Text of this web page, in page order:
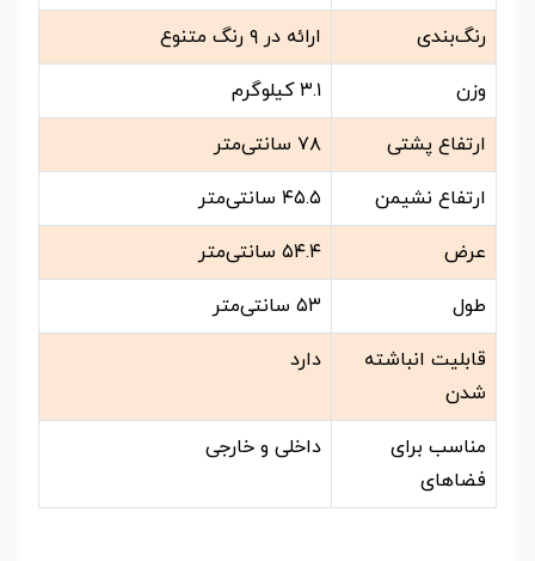
رنگ‌بندی ارائه در ۹ رنگ متنوع
وزن ۳.۱ کیلوگرم
ارتفاع پشتی ۷۸ سانتی‌متر
ارتفاع نشیمن ۴۵.۵ سانتی‌متر
عرض ۵۴.۴ سانتی‌متر
طول ۵۳ سانتی‌متر
قابلیت انباشته
شدن
دارد
مناسب برای
فضاهای
داخلی و خارجی